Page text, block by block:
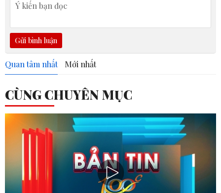
Gửi bình luận
Quan tâm nhất Mới nhất
CÙNG CHUYÊN MỤC